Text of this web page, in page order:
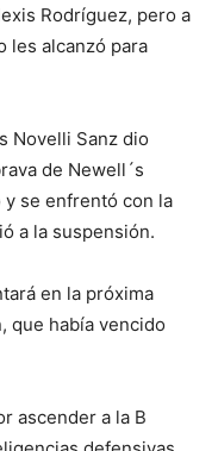
Rodríguez, pero a
les alcanzó para
Novelli Sanz dio
de Newell´s
se enfrentó con la
a la suspensión.
en la próxima
que había vencido
ascender a la B